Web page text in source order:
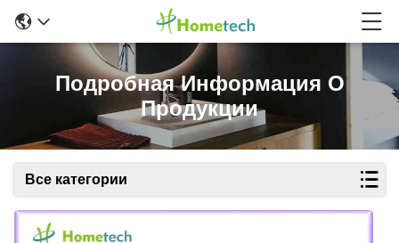
Подробная Информация О
Продукции
Все категории